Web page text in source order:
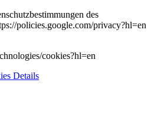
des
policies.google.com/privacy?hl=en
cookies?hl=en
Details